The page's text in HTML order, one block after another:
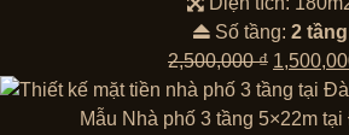
Số tầng: 2 tầng
2,500,000₫ Giá
gốc
là:
Mẫu Nhà phố 3 tầng 5×22m